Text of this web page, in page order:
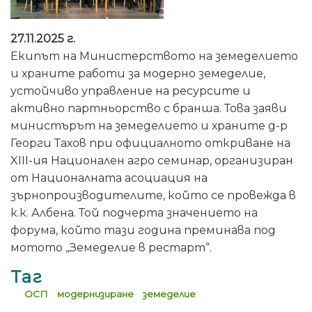
27.11.2025 г.
Екипът на Министерството на земеделието
и храните работи за модерно земеделие,
устойчиво управление на ресурсите и
активно партньорство с бранша. Това заяви
министърът на земеделието и храните д-р
Георги Тахов при официалното откриване на
XIII-ия Национален агро семинар, организиран
от Националната асоциация на
зърнопроизводителите, който се провежда в
к.к. Албена. Той подчерта значението на
форума, който тази година преминава под
мотото „Земеделие в рестарт“.
Таг
ОСП модернизиране земеделие